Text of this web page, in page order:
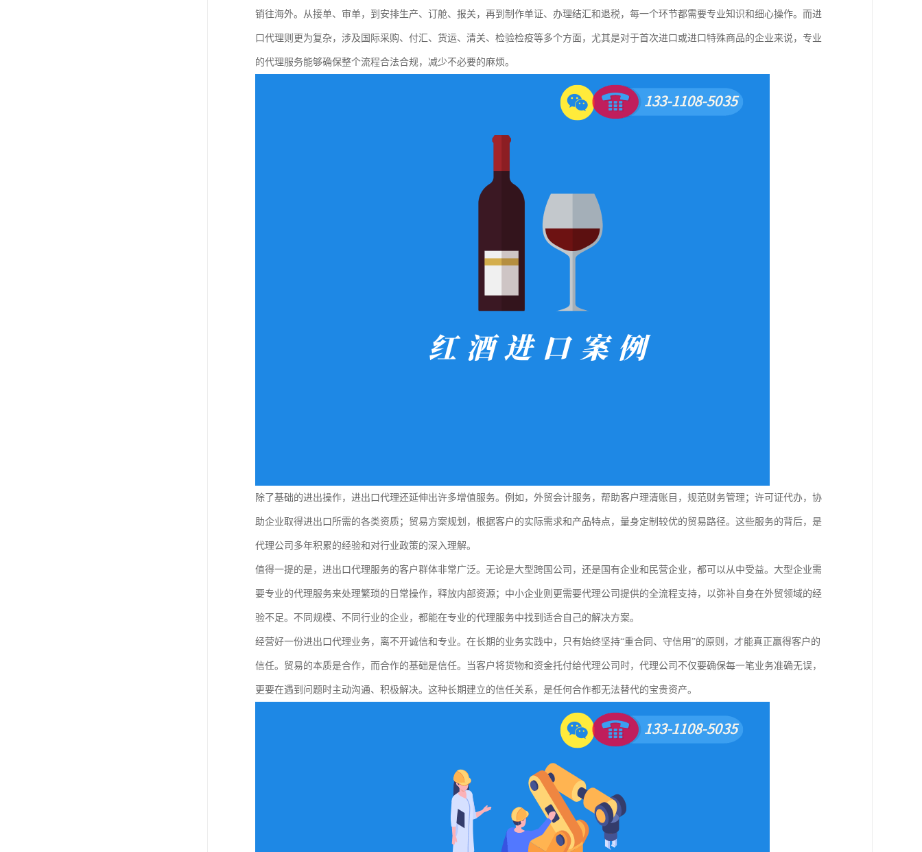
销往海外。从接单、审单，到安排生产、订舱、报关，再到制作单证、办理结汇和退税，每一个环节都需要专业知识和细心操作。而进
口代理则更为复杂，涉及国际采购、付汇、货运、清关、检验检疫等多个方面，尤其是对于首次进口或进口特殊商品的企业来说，专业
的代理服务能够确保整个流程合法合规，减少不必要的麻烦。
除了基础的进出操作，进出口代理还延伸出许多增值服务。例如，外贸会计服务，帮助客户理清账目，规范财务管理；许可证代办，协
助企业取得进出口所需的各类资质；贸易方案规划，根据客户的实际需求和产品特点，量身定制较优的贸易路径。这些服务的背后，是
代理公司多年积累的经验和对行业政策的深入理解。
值得一提的是，进出口代理服务的客户群体非常广泛。无论是大型跨国公司，还是国有企业和民营企业，都可以从中受益。大型企业需
要专业的代理服务来处理繁琐的日常操作，释放内部资源；中小企业则更需要代理公司提供的全流程支持，以弥补自身在外贸领域的经
验不足。不同规模、不同行业的企业，都能在专业的代理服务中找到适合自己的解决方案。
经营好一份进出口代理业务，离不开诚信和专业。在长期的业务实践中，只有始终坚持“重合同、守信用”的原则，才能真正赢得客户的
信任。贸易的本质是合作，而合作的基础是信任。当客户将货物和资金托付给代理公司时，代理公司不仅要确保每一笔业务准确无误，
更要在遇到问题时主动沟通、积极解决。这种长期建立的信任关系，是任何合作都无法替代的宝贵资产。